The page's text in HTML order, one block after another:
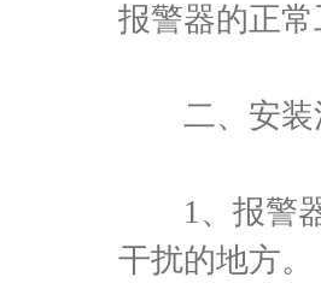
报警器的正
二、安装
1、报警器
干扰的地方。